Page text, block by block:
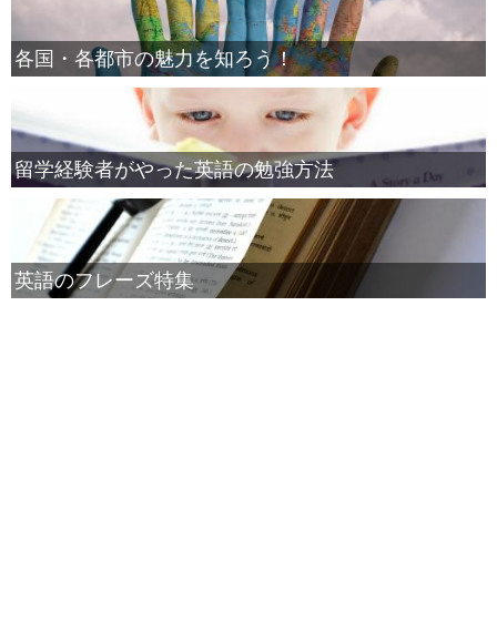
各国・各都市の魅力を知ろう！
留学経験者がやった英語の勉強方法
英語のフレーズ特集